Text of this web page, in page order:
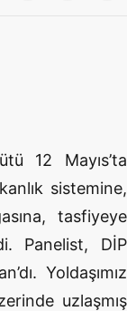
12 Mayıs’ta
sistemine,
tasfiyeye
Panelist, DİP
Yoldaşımız
uzlaşmış